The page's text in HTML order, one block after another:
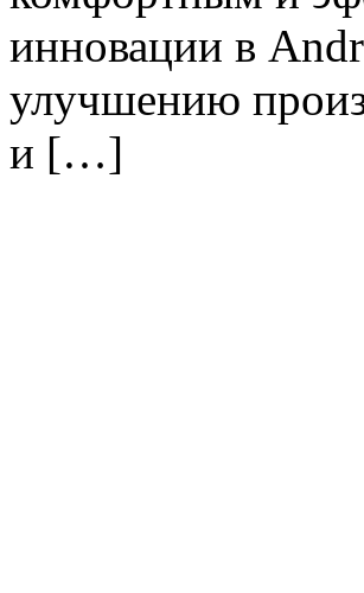
инновации в
улучшению
и […]